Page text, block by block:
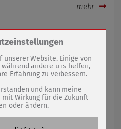
mehr
grüßen
notwendige Cookies /
Cookie
dieser Website (Wenko-
GmbH & Co. KG)
Kontaktformular / SPAM
unserer Website. Einige von
andere uns helfen,
Erfahrung zu verbessern.
und kann meine
mit Wirkung für die Zukunft
oder ändern.